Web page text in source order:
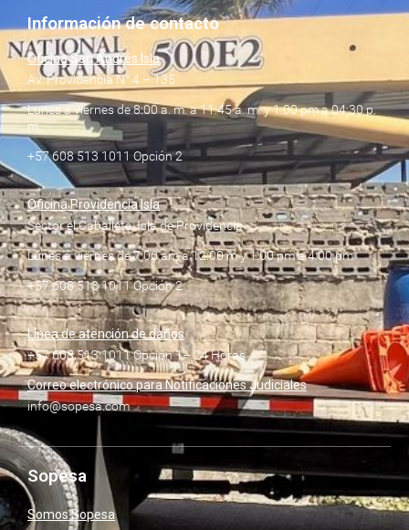
Información de contacto
Oficina San Andrés Isla
Av. Providencia N° 4 – 135
Lunes a viernes de 8:00 a. m. a 11:45 a. m. y 1:00 pm a 04:30 p.
m.
+57 608 513 1011 Opción 2
Oficina Providencia Isla
Sector el Caballete, Isla de Providencia
Lunes a viernes de 7:00 am a 12:00 m y 1:00 pm a 4:00 pm
+57 608 513 1011 Opción 2
Línea de atención de daños
+57 608 513 1011 Opción 1– 24 Horas
Correo electrónico para Notificaciones Judiciales
info@sopesa.com
Sopesa
Somos Sopesa